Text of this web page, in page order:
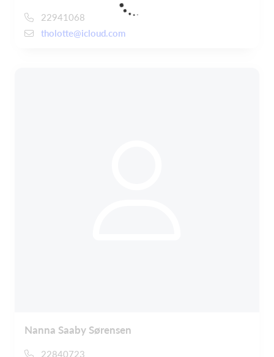
22941068
tholotte@icloud.com
Nanna Saaby Sørensen
22840723